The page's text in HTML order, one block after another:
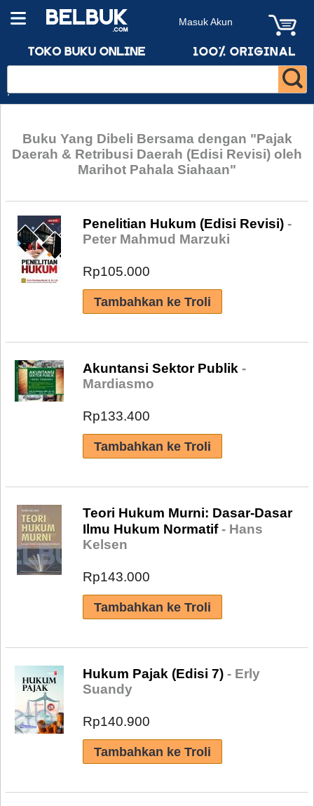
Masuk Akun
Buku Yang Dibeli Bersama dengan "Pajak
Daerah & Retribusi Daerah (Edisi Revisi) oleh
Marihot Pahala Siahaan"
Penelitian Hukum (Edisi Revisi) -
Peter Mahmud Marzuki
Rp105.000
Akuntansi Sektor Publik -
Mardiasmo
Rp133.400
Teori Hukum Murni: Dasar-Dasar
Ilmu Hukum Normatif- Hans
Kelsen
Rp143.000
Hukum Pajak (Edisi 7) - Erly
Suandy
Rp140.900